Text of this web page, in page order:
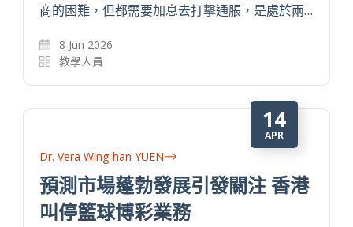
商的困難，但都需要加息去打擊通脹，是處於兩…
8 Jun 2026
教學人員
14
APR
Dr. Vera Wing-han YUEN
預測市場蓬勃發展引發關注 香港
叫停籃球博彩業務